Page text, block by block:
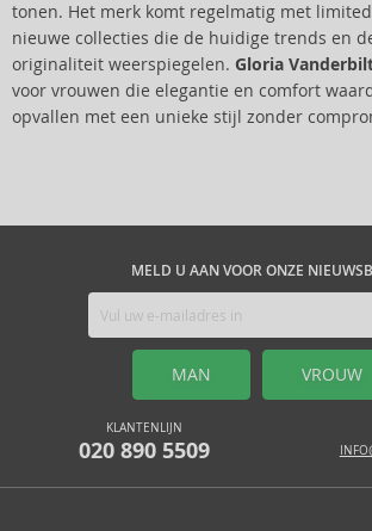
tonen. Het merk komt regelmatig met
nieuwe collecties die de huidige trends en
originaliteit weerspiegelen. Gloria
voor vrouwen die elegantie en comfort
opvallen met een unieke stijl zonder
MELD U AAN VOOR ONZE
MAN VROUW
KLANTENLIJN
020 890 5509